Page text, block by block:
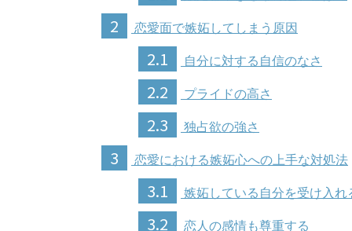
2 恋愛面で嫉妬してしまう原因
2.1 自分に対する自信のなさ
2.2 プライドの高さ
2.3 独占欲の強さ
3 恋愛における嫉妬心への上手な対処法
3.1 嫉妬している自分を受け入れ
3.2 恋人の感情も尊重する